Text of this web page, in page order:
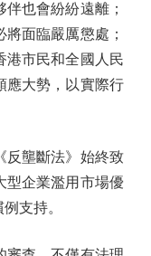
也會紛紛遠離；
面臨嚴厲懲處；
港市民和全國人民
應大勢，以實際行
壟斷法》始終致
型企業濫用市場優
支持。